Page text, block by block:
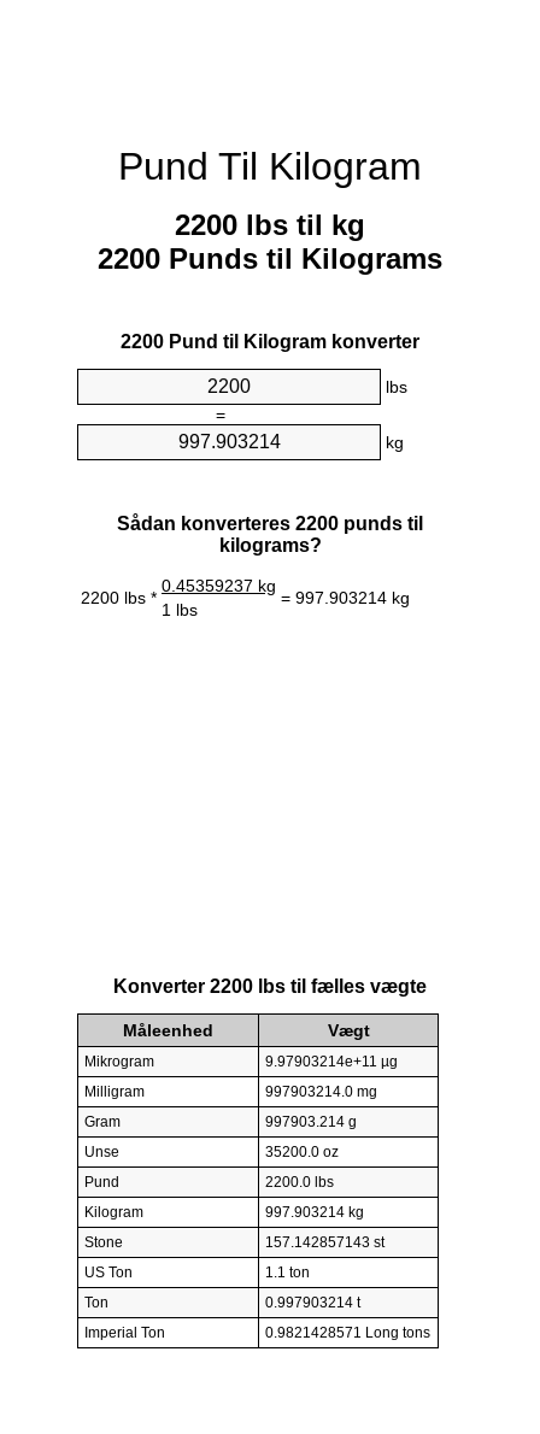
Pund Til Kilogram
2200 lbs til kg
2200 Punds til Kilograms
2200 Pund til Kilogram konverter
lbs
=
kg
Sådan konverteres 2200 punds til
kilograms?
2200 lbs *
0.45359237 kg
= 997.903214 kg
1 lbs
Konverter 2200 lbs til fælles vægte
Måleenhed Vægt
Mikrogram
9.97903214e+11 µg
Milligram
997903214.0 mg
Gram
997903.214 g
Unse
35200.0 oz
Pund
2200.0 lbs
Kilogram
997.903214 kg
Stone
157.142857143 st
US Ton
1.1 ton
Ton
0.997903214 t
Imperial Ton
0.9821428571 Long tons